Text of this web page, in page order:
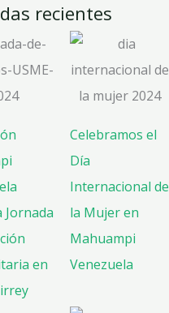
recientes
Jornada
en
Celebramos el
Día
Internacional de
la Mujer en
Mahuampi
Venezuela